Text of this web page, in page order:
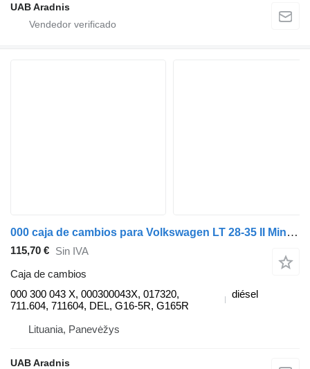
UAB Aradnis
000 caja de cambios para Volkswagen LT 28-35 II Minibus / passenger (2DB, 2DE, 2DK) coche
115,70 € Sin IVA
Caja de cambios
000 300 043 X, 000300043X, 017320,
711.604, 711604, DEL, G16-5R, G165R
diésel
Lituania, Panevėžys
UAB Aradnis